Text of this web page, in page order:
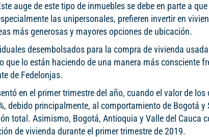
auge de este tipo de inmuebles se debe en parte a
las unipersonales, prefieren invertir en
más generosas y mayores opciones de ubicación.
desembolsados para la compra de vivienda
lo están haciendo de una manera más consciente
de Fedelonjas.
en el primer trimestre del año, cuando el valor de
debido principalmente, al comportamiento de Bogotá y
total. Asimismo, Bogotá, Antioquia y Valle del Cauca
de vivienda durante el primer trimestre de 2019.